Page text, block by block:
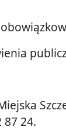
87 24.